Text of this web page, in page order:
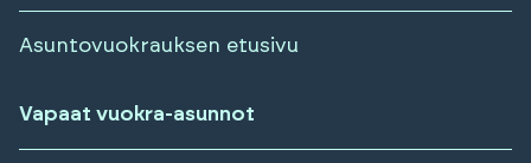
Asuntovuokrauksen etusivu
Vapaat vuokra-asunnot